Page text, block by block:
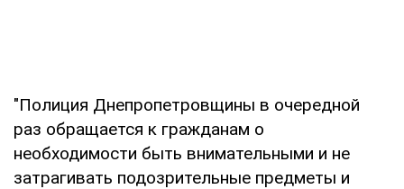
"Полиция Днепропетровщины в очередной
раз обращается к гражданам о
необходимости быть внимательными и не
затрагивать подозрительные предметы и